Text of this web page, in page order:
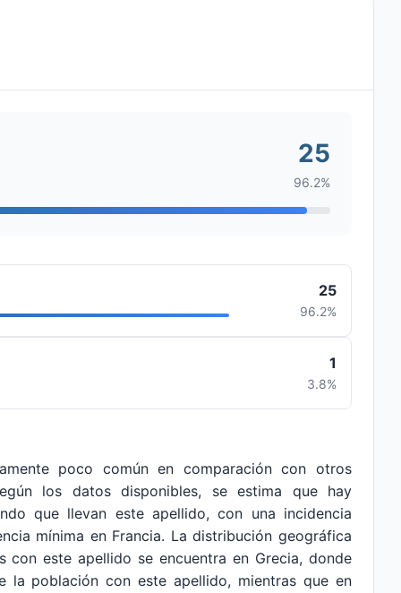
25
96.2%
25
96.2%
1
3.8%
poco común en comparación con otros
los datos disponibles, se estima que hay
que llevan este apellido, con una incidencia
mínima en Francia. La distribución geográfica
este apellido se encuentra en Grecia, donde
la población con este apellido, mientras que en